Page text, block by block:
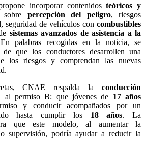
incorporar contenidosteóricos y
percepción del peligro, riesgos
seguridad de vehículos con combustibles
sistemas avanzados de asistencia a la
palabras recogidas en la noticia, se
que los conductores desarrollen una
los riesgos y comprendan las nuevas
CNAE respalda la conducción
al permiso B: que jóvenes de 17 años
y conducir acompañados por un
hasta cumplir los 18 años. La
que este modelo, al aumentar la
supervisión, podría ayudar a reducir la